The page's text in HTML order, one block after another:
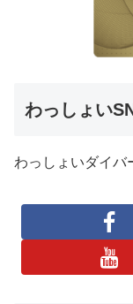
わっしょい
わっしょいダイバ